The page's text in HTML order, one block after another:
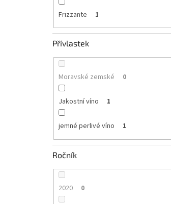
Frizzante 1
Přívlastek
Moravské zemské 0
Jakostní víno 1
jemné perlivé víno 1
Ročník
2020 0